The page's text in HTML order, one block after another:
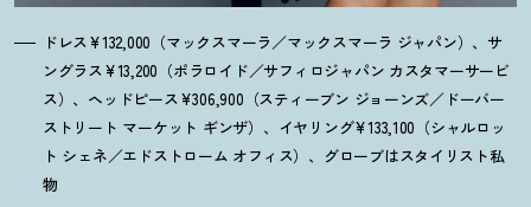
ドレス¥132,000（マックスマーラ／マックスマーラ ジャパン）、サ
ングラス¥13,200（ポラロイド／サフィロジャパン カスタマーサービ
ス）、ヘッドピース¥306,900（スティーブン ジョーンズ／ドーバー
ストリート マーケット ギンザ）、イヤリング¥133,100（シャルロッ
ト シェネ／エドストローム オフィス）、グローブはスタイリスト私
物